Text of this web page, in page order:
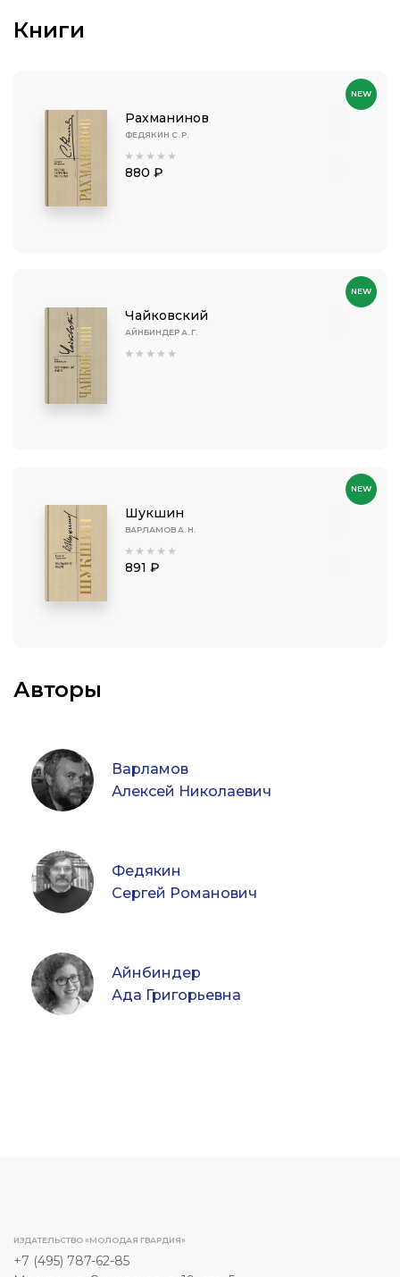
Книги
Рахманинов
ФЕДЯКИН С. Р.
880 ₽
NEW
Чайковский
АЙНБИНДЕР А. Г.
NEW
Шукшин
ВАРЛАМОВ А. Н.
891 ₽
NEW
Авторы
Варламов
Алексей Николаевич
Федякин
Сергей Романович
Айнбиндер
Ада Григорьевна
ИЗДАТЕЛЬСТВО «МОЛОДАЯ ГВАРДИЯ»
+7 (495) 787-62-85